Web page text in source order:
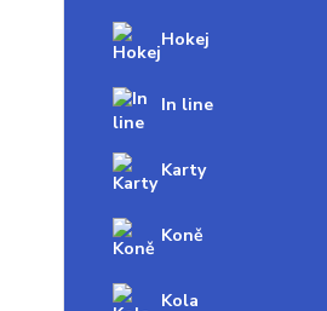
Hokej
In line
Karty
Koně
Kola